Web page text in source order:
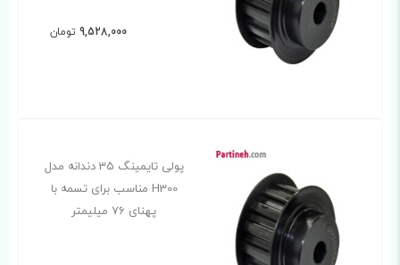
9,528,000 تومان
پولی تایمینگ 35 دندانه مدل
H300 مناسب برای تسمه با
پهنای 76 میلیمتر